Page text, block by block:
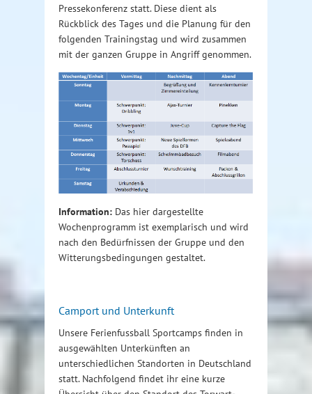
Pressekonferenz statt. Diese dient als
Rückblick des Tages und die Planung für den
folgenden Trainingstag und wird zusammen
mit der ganzen Gruppe in Angriff genommen.
Information: Das hier dargestellte
Wochenprogramm ist exemplarisch und wird
nach den Bedürfnissen der Gruppe und den
Witterungsbedingungen gestaltet.
Camport und Unterkunft
Unsere Ferienfussball Sportcamps finden in
ausgewählten Unterkünften an
unterschiedlichen Standorten in Deutschland
statt. Nachfolgend findet ihr eine kurze